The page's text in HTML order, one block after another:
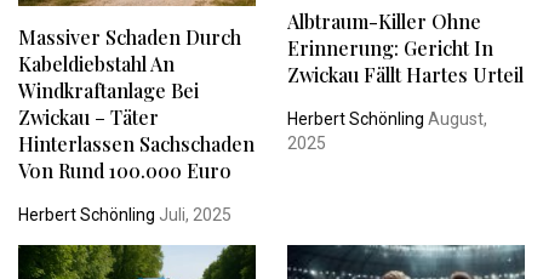
Massiver Schaden Durch
Kabeldiebstahl An
Windkraftanlage Bei
Zwickau – Täter
Hinterlassen Sachschaden
Von Rund 100.000 Euro
Herbert Schönling Juli, 2025
Albtraum-Killer Ohne
Erinnerung: Gericht In
Zwickau Fällt Hartes Urteil
Herbert Schönling August,
2025